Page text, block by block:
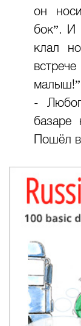
он
бок”. И
клал
-
базаре
Пошёл